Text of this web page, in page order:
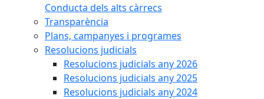
Conducta dels alts càrrecs
Transparència
Plans, campanyes i programes
Resolucions judicials
Resolucions judicials any 2026
Resolucions judicials any 2025
Resolucions judicials any 2024